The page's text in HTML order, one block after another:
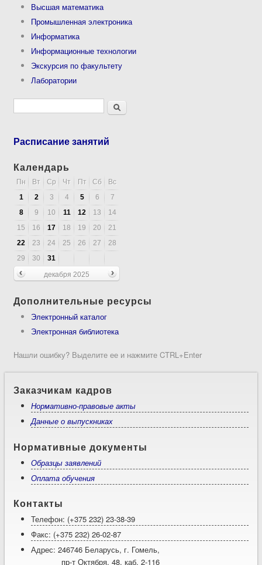
Высшая математика
Промышленная электроника
Информатика
Информационные технологии
Экскурсия по факультету
Лаборатории
Форма поискаПоиск
Расписание занятий
Календарь
Пн Вт Ср Чт Пт Сб
Вс
1
2 3 4 5 6
7
8
9 10 11 12 13
14
15
16 17 18 19 20
21
22
23 24 25 26 27
28
29
30
31
декабря 2025
Дополнительные ресурсы
Электронный каталог
Электронная библиотека
Нашли ошибку? Выделите ее и нажмите CTRL+Enter
Заказчикам кадров
Нормативно-правовые акты
Данные о выпускниках
Нормативные документы
Образцы заявлений
Оплата обучения
Контакты
Телефон: (+375 232) 23-38-39
Факс: (+375 232) 26-02-87
Адрес: 246746 Беларусь, г. Гомель,
пр-т Октября, 48, каб. 2-116